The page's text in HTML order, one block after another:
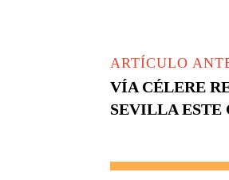
ARTÍCULO
VÍA CÉLERE
SEVILLA ESTE